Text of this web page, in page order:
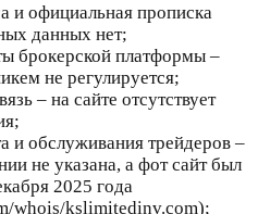
и официальная прописка
данных нет;
брокерской платформы –
не регулируется;
– на сайте отсутствует
и обслуживания трейдеров –
не указана, а фот сайт был
2025 года
whois/kslimitedinv.com);